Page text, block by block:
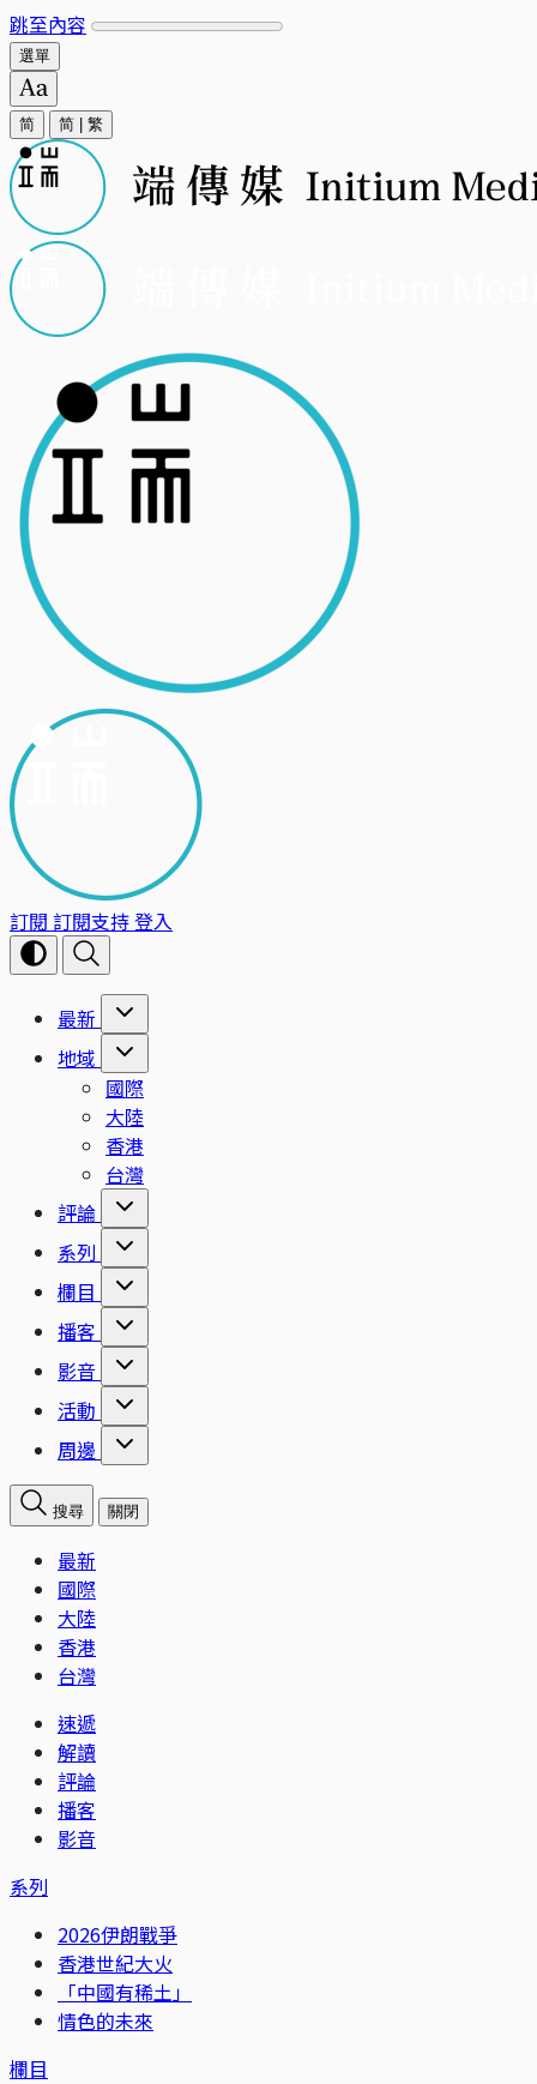
跳至內容
選單
简 简 繁
訂閱 訂閱支持登入
最新
地域
國際
大陸
香港
台灣
評論
系列
欄目
播客
影音
活動
周邊
搜尋 關閉
最新
國際
大陸
香港
台灣
速遞
解讀
評論
播客
影音
系列
2026伊朗戰爭
香港世紀大火
「中國有稀土」
情色的未來
欄目